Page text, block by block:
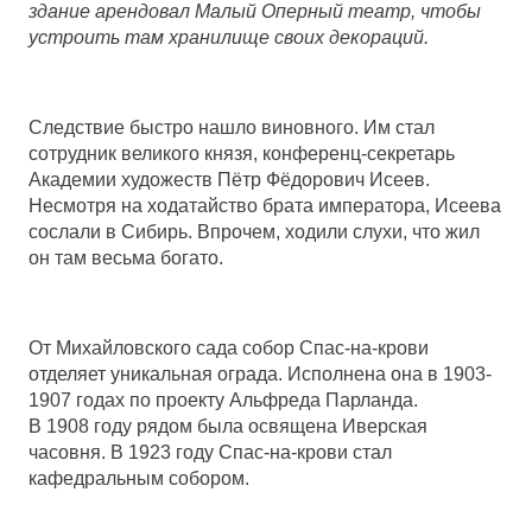
здание арендовал Малый Оперный театр, чтобы
устроить там хранилище своих декораций.
Следствие быстро нашло виновного. Им стал
сотрудник великого князя, конференц-секретарь
Академии художеств Пётр Фёдорович Исеев.
Несмотря на ходатайство брата императора, Исеева
сослали в Сибирь. Впрочем, ходили слухи, что жил
он там весьма богато.
От Михайловского сада собор Спас-на-крови
отделяет уникальная ограда. Исполнена она в 1903-
1907 годах по проекту Альфреда Парланда.
В 1908 году рядом была освящена Иверская
часовня. В 1923 году Спас-на-крови стал
кафедральным собором.